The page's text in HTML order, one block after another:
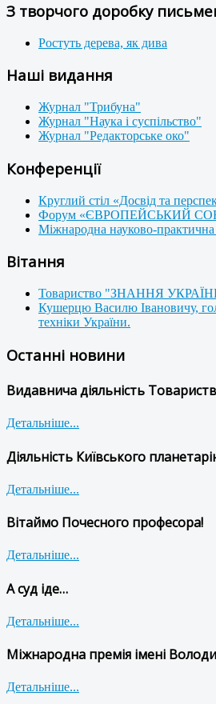
З творчого доробку
Ростуть дерева, як дива
Наші видання
Журнал "Трибуна"
Журнал "Наука і суспільство"
Журнал "Редакторське око"
Конференції
Круглий стіл «Досвід та
Форум «ЄВРОПЕЙСЬКИЙ
Міжнародна науково-практична
Вітання
Товариство "ЗНАННЯ
Кушерцю Василю Івановичу,
техніки України.
Останні новини
Видавнича діяльність
Детальніше...
Діяльність Київського
Детальніше...
Вітаймо Почесного професора!
Детальніше...
А суд іде…
Детальніше...
Міжнародна премія імені
Детальніше...